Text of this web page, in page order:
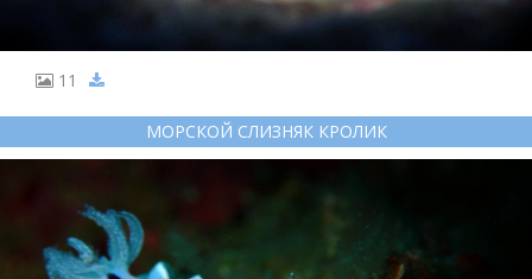
11
МОРСКОЙ СЛИЗНЯК КРОЛИК